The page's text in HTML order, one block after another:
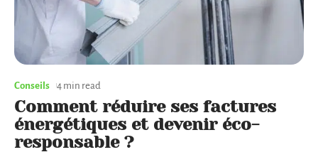
Conseils 4 min read
Comment réduire ses factures
énergétiques et devenir éco-
responsable ?